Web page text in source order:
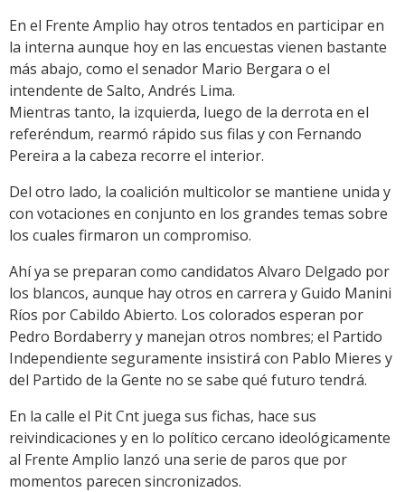
En el Frente Amplio hay otros tentados en participar en
la interna aunque hoy en las encuestas vienen bastante
más abajo, como el senador Mario Bergara o el
intendente de Salto, Andrés Lima.
Mientras tanto, la izquierda, luego de la derrota en el
referéndum, rearmó rápido sus filas y con Fernando
Pereira a la cabeza recorre el interior.
Del otro lado, la coalición multicolor se mantiene unida y
con votaciones en conjunto en los grandes temas sobre
los cuales firmaron un compromiso.
Ahí ya se preparan como candidatos Alvaro Delgado por
los blancos, aunque hay otros en carrera y Guido Manini
Ríos por Cabildo Abierto. Los colorados esperan por
Pedro Bordaberry y manejan otros nombres; el Partido
Independiente seguramente insistirá con Pablo Mieres y
del Partido de la Gente no se sabe qué futuro tendrá.
En la calle el Pit Cnt juega sus fichas, hace sus
reivindicaciones y en lo político cercano ideológicamente
al Frente Amplio lanzó una serie de paros que por
momentos parecen sincronizados.